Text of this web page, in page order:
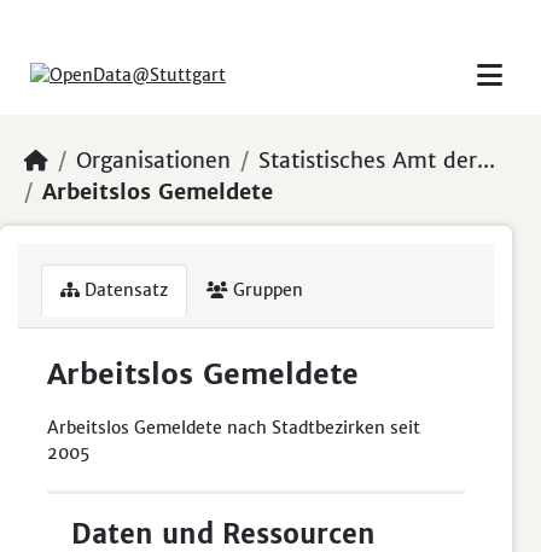
Organisationen
Statistisches Amt der...
Arbeitslos Gemeldete
Datensatz Gruppen
Arbeitslos Gemeldete
Arbeitslos Gemeldete nach Stadtbezirken seit
2005
Daten und Ressourcen